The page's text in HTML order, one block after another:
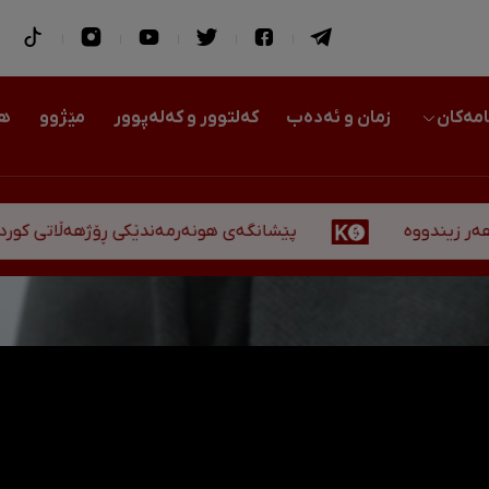
زمان و ئەدەب کەلتوور و کەلەپوور مێژوو
پێشانگەی هونەرمەندێکی ڕۆژهەڵاتی کوردستان لە